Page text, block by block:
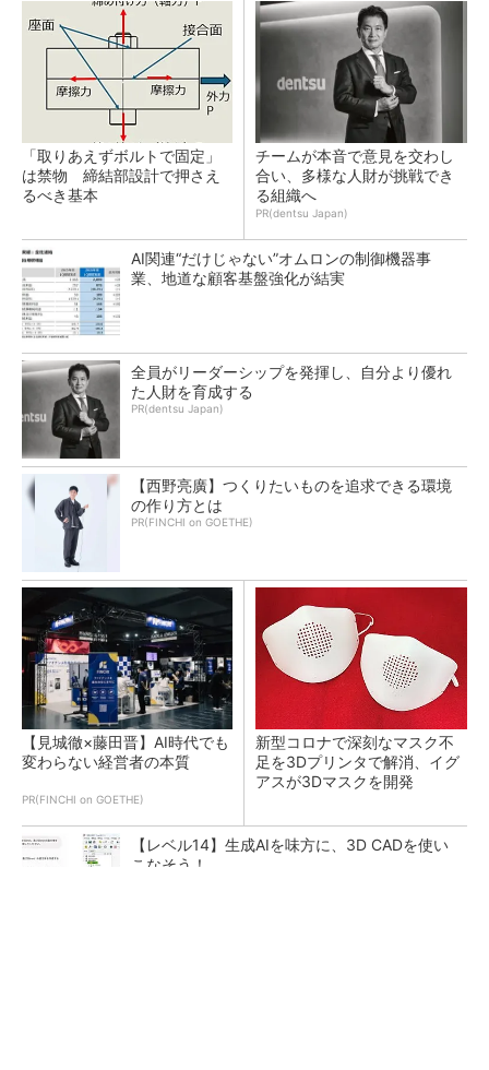
「取りあえずボルトで固定」
は禁物 締結部設計で押さえ
るべき基本
チームが本音で意見を交わし
合い、多様な人財が挑戦でき
る組織へ
PR(dentsu Japan)
AI関連“だけじゃない”オムロンの制御機器事
業、地道な顧客基盤強化が結実
全員がリーダーシップを発揮し、自分より優れ
た人財を育成する
PR(dentsu Japan)
【西野亮廣】つくりたいものを追求できる環境
の作り方とは
PR(FINCHI on GOETHE)
【見城徹×藤田晋】AI時代でも
変わらない経営者の本質
PR(FINCHI on GOETHE)
新型コロナで深刻なマスク不
足を3Dプリンタで解消、イグ
アスが3Dマスクを開発
【レベル14】生成AIを味方に、3D CADを使い
こなそう！